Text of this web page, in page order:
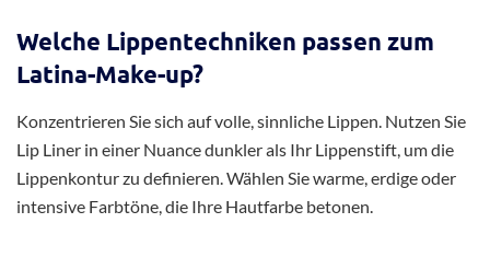
Welche Lippentechniken passen zum
Latina-Make-up?
Konzentrieren Sie sich auf volle, sinnliche Lippen. Nutzen Sie
Lip Liner in einer Nuance dunkler als Ihr Lippenstift, um die
Lippenkontur zu definieren. Wählen Sie warme, erdige oder
intensive Farbtöne, die Ihre Hautfarbe betonen.